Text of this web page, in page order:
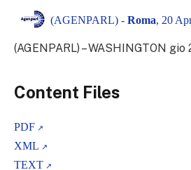
(AGENPARL) - Roma, 20
(AGENPARL) – WASHINGTON
Content Files
PDF
XML
TEXT